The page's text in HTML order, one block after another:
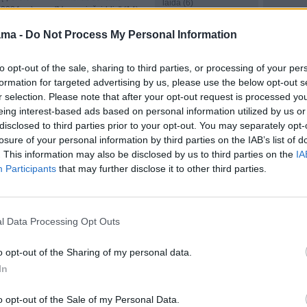
- Do Not Process My Personal Information
opt-out of the sale, sharing to third parties, or processing of your
for targeted advertising by us, please use the below opt-out
selection. Please note that after your opt-out request is processed
interest-based ads based on personal information utilized by us
to third parties prior to your opt-out. You may separately
of your personal information by third parties on the IAB’s list of
This information may also be disclosed by us to third parties on the
Participants that may further disclose it to other third parties.
Data Processing Opt Outs
opt-out of the Sharing of my personal data.
opt-out of the Sale of my Personal Data.
m.)
sau.
vardas
ten
2021
(N-7)
"Varnas ir žvirblis" (14)
7)
"Ligoninė" (3) (Ukraina,
2024 m.) (N-7)
14:05Draminis serialas
"Ligoninė" (4) (Ukraina,
2024 m.) (N-7)
15:05Romantinė
komedija "Meilė
užkandžiams" (Kanada,
16:45100 metų
Dokumentinė laida
17:15Draminis serialas
7)
laida (6)
1252 - 2024. Baltojo
(3)
12:30
komedija "Meilė,
burbulai ir krištolo
įlanka" (Kanada, 2021
m.)
14:05Karinis draminis
serialas „Mano vardas
2023 m.) (N-7)
2020 m.)
visuomenės sveikatą